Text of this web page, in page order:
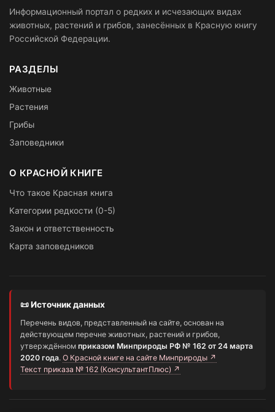
Информационный портал о редких и исчезающих видах
животных, растений и грибов, занесённых в Красную книгу
Российской Федерации.
РАЗДЕЛЫ
Животные
Растения
Грибы
Заповедники
О КРАСНОЙ КНИГЕ
Что такое Красная книга
Категории редкости (0-5)
Закон и ответственность
Карта заповедников
📜 Источник данных
Перечень видов, представленный на сайте, основан на
действующем перечне животных, растений и грибов,
утверждённом приказом Минприроды РФ № 162 от 24 марта
2020 года. О Красной книге на сайте Минприроды ↗
Текст приказа № 162 (КонсультантПлюс) ↗